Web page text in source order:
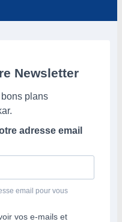
Newsletter
plans
adresse email
email pour vous
vos e-mails et